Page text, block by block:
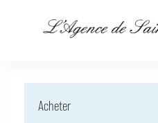
LOUER
BIENS
NOTRE
Acheter